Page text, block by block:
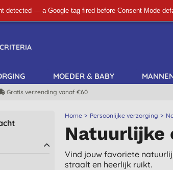
detected — a Google tag fired before Consent Mode
SCHRIJF
CRITERIA
MOEDER & BABY
Gratis verzending vanaf €60
Home Persoonlijke verzorging
Natuurlijke
Vind jouw favoriete
straalt en heerlijk ruikt.